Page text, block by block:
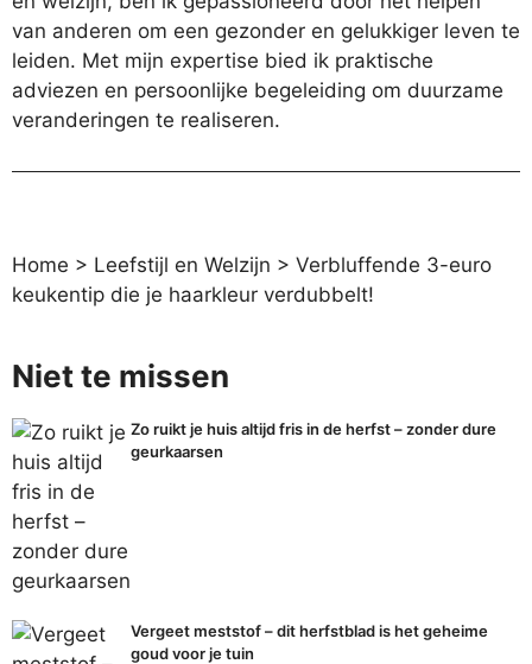
van anderen om een gezonder en gelukkiger leven te
leiden. Met mijn expertise bied ik praktische
adviezen en persoonlijke begeleiding om duurzame
veranderingen te realiseren.
Home > Leefstijl en Welzijn > Verbluffende 3-euro
keukentip die je haarkleur verdubbelt!
Niet te missen
Zo ruikt je huis altijd fris in de herfst – zonder dure
geurkaarsen
Vergeet meststof – dit herfstblad is het geheime
goud voor je tuin